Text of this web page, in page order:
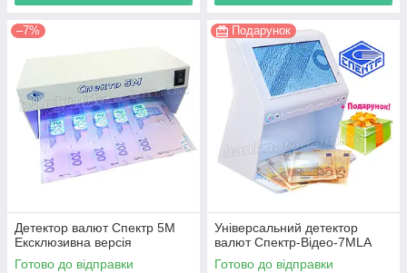
–7%
Детектор валют Спектр 5М
Ексклюзивна версія
Готово до відправки
Подарунок
Універсальний детектор
валют Спектр-Відео-7MLA
Готово до відправки